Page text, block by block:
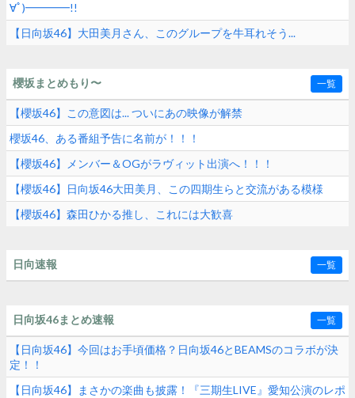
∀ﾟ)━━━━!!
【日向坂46】大田美月さん、このグループを牛耳れそう...
櫻坂まとめもり〜 一覧
【櫻坂46】この意図は... ついにあの映像が解禁
櫻坂46、ある番組予告に名前が！！！
【櫻坂46】メンバー＆OGがラヴィット出演へ！！！
【櫻坂46】日向坂46大田美月、この四期生らと交流がある模様
【櫻坂46】森田ひかる推し、これには大歓喜
日向速報 一覧
日向坂46まとめ速報 一覧
【日向坂46】今回はお手頃価格？日向坂46とBEAMSのコラボが決
定！！
【日向坂46】まさかの楽曲も披露！『三期生LIVE』愛知公演のレポ